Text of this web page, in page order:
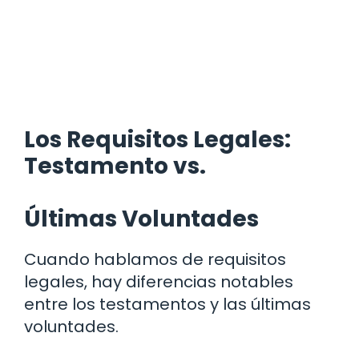
Los Requisitos Legales:
Testamento vs.
Últimas Voluntades
Cuando hablamos de requisitos
legales, hay diferencias notables
entre los testamentos y las últimas
voluntades.